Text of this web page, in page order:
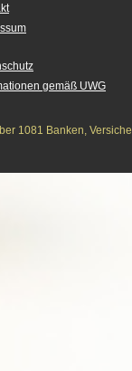
gemäß UWG
1081 Banken,